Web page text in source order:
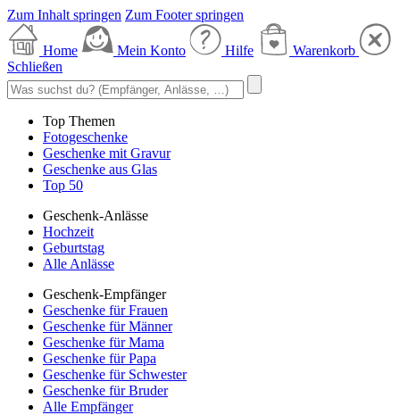
Zum Inhalt springen Zum Footer springen
Home Mein Konto Hilfe
Warenkorb
Schließen
Top Themen
Fotogeschenke
Geschenke mit Gravur
Geschenke aus Glas
Top 50
Geschenk-Anlässe
Hochzeit
Geburtstag
Alle Anlässe
Geschenk-Empfänger
Geschenke für Frauen
Geschenke für Männer
Geschenke für Mama
Geschenke für Papa
Geschenke für Schwester
Geschenke für Bruder
Alle Empfänger